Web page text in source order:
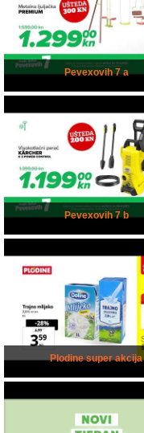
Pevexovih 7 a
Pevexovih 7 b
Plodine super akcija